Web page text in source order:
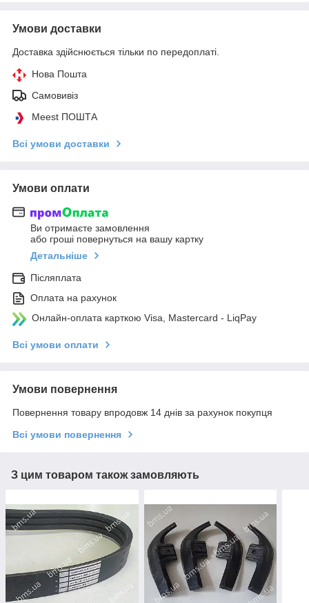
Умови доставки
Доставка здійснюється тільки по передоплаті.
Нова Пошта
Самовивіз
Meest ПОШТА
Всі умови доставки
Умови оплати
Ви отримаєте замовлення
або гроші повернуться на вашу картку
Детальніше
Післяплата
Оплата на рахунок
Онлайн-оплата карткою Visa, Mastercard - LiqPay
Всі умови оплати
Умови повернення
Повернення товару впродовж 14 днів за рахунок покупця
Всі умови повернення
З цим товаром також замовляють